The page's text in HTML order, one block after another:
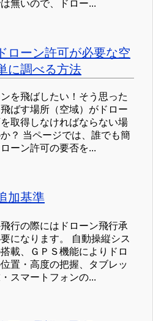
無いので、ドロー...
ローン許可が必要な空
に調べる方法
ンを飛ばしたい！そう思った
ばす場所（空域）がドロー
取得しなければならない場
？ 当ページでは、誰でも簡
ーン許可の要否を...
加基準
行の際にはドローン飛行承
になります。 自動操縦シス
載、ＧＰＳ機能によりドロ
置・高度の把握、タブレッ
・スマートフォンの...